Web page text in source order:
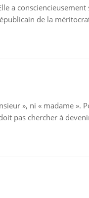
a
de la
», ni « madame ».
pas chercher à